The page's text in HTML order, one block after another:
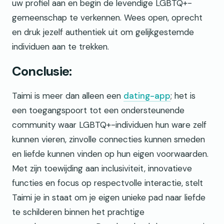
uw profiel aan en begin de levendige LGBTQ+-
gemeenschap te verkennen. Wees open, oprecht
en druk jezelf authentiek uit om gelijkgestemde
individuen aan te trekken.
Conclusie:
Taimi is meer dan alleen een dating-app; het is
een toegangspoort tot een ondersteunende
community waar LGBTQ+-individuen hun ware zelf
kunnen vieren, zinvolle connecties kunnen smeden
en liefde kunnen vinden op hun eigen voorwaarden.
Met zijn toewijding aan inclusiviteit, innovatieve
functies en focus op respectvolle interactie, stelt
Taimi je in staat om je eigen unieke pad naar liefde
te schilderen binnen het prachtige